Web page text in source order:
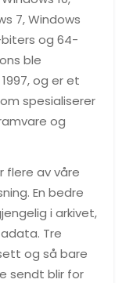
7, Windows
og 64-
ble
og er et
spesialiserer
og
flere av våre
En bedre
i arkivet,
Tre
og så bare
sendt blir for